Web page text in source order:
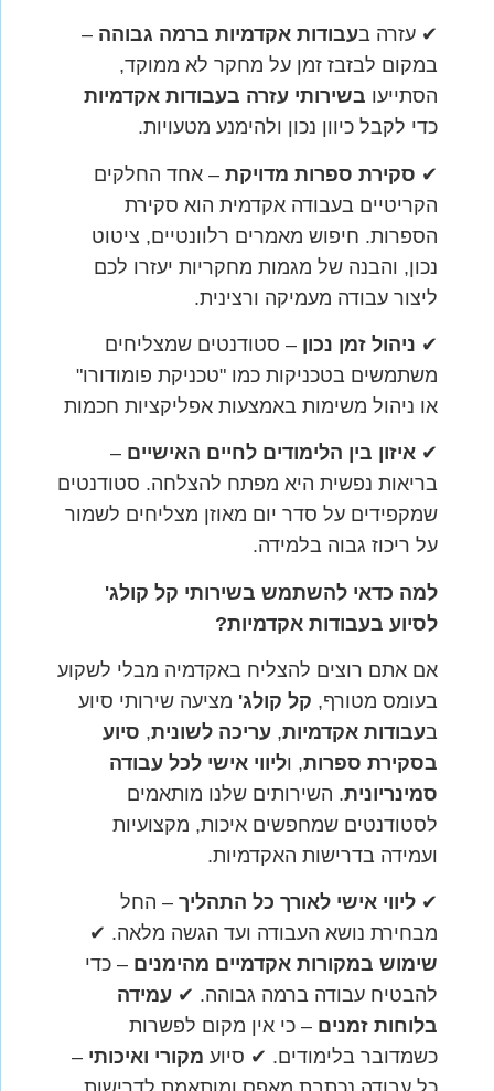
✔ עזרה בעבודות אקדמיות ברמה גבוהה –
במקום לבזבז זמן על מחקר לא ממוקד,
הסתייעו בשירותי עזרה בעבודות אקדמיות
כדי לקבל כיוון נכון ולהימנע מטעויות.
✔ סקירת ספרות מדויקת – אחד החלקים
הקריטיים בעבודה אקדמית הוא סקירת
הספרות. חיפוש מאמרים רלוונטיים, ציטוט
נכון, והבנה של מגמות מחקריות יעזרו לכם
ליצור עבודה מעמיקה ורצינית.
✔ ניהול זמן נכון – סטודנטים שמצליחים
משתמשים בטכניקות כמו "טכניקת פומודורו"
או ניהול משימות באמצעות אפליקציות חכמות
✔ איזון בין הלימודים לחיים האישיים –
בריאות נפשית היא מפתח להצלחה. סטודנטים
שמקפידים על סדר יום מאוזן מצליחים לשמור
על ריכוז גבוה בלמידה.
למה כדאי להשתמש בשירותי קל קולג'
לסיוע בעבודות אקדמיות?
אם אתם רוצים להצליח באקדמיה מבלי לשקוע
בעומס מטורף, קל קולג' מציעה שירותי סיוע
בעבודות אקדמיות, עריכה לשונית, סיוע
בסקירת ספרות, וליווי אישי לכל עבודה
סמינריונית. השירותים שלנו מותאמים
לסטודנטים שמחפשים איכות, מקצועיות
ועמידה בדרישות האקדמיות.
✔ ליווי אישי לאורך כל התהליך – החל
מבחירת נושא העבודה ועד הגשה מלאה. ✔
שימוש במקורות אקדמיים מהימנים – כדי
להבטיח עבודה ברמה גבוהה. ✔ עמידה
בלוחות זמנים – כי אין מקום לפשרות
כשמדובר בלימודים. ✔ סיוע מקורי ואיכותי –